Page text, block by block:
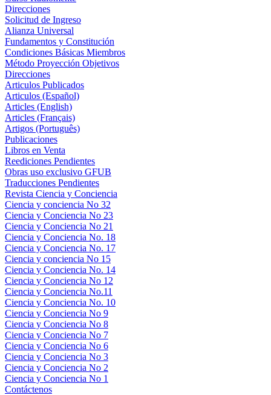
Direcciones
Solicitud de Ingreso
Alianza Universal
Fundamentos y Constitución
Condiciones Básicas Miembros
Método Proyección Objetivos
Direcciones
Articulos Publicados
Articulos (Español)
Articles (English)
Articles (Français)
Artigos (Português)
Publicaciones
Libros en Venta
Reediciones Pendientes
Obras uso exclusivo GFUB
Traducciones Pendientes
Revista Ciencia y Conciencia
Ciencia y conciencia No 32
Ciencia y Conciencia No 23
Ciencia y Conciencia No 21
Ciencia y Conciencia No. 18
Ciencia y Conciencia No. 17
Ciencia y conciencia No 15
Ciencia y Conciencia No. 14
Ciencia y Conciencia No 12
Ciencia y Conciencia No.11
Ciencia y Conciencia No. 10
Ciencia y Conciencia No 9
Ciencia y Conciencia No 8
Ciencia y Conciencia No 7
Ciencia y Conciencia No 6
Ciencia y Conciencia No 3
Ciencia y Conciencia No 2
Ciencia y Conciencia No 1
Contáctenos